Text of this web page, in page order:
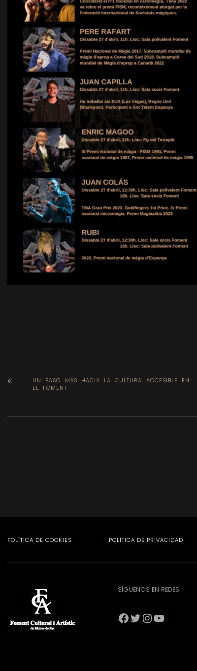
UN PASO MÁS HACIA LA CULTURA ACCESIBLE EN
EL FOMENT
POLÍTICA DE COOKIES POLÍTICA DE PRIVACIDAD
SÍGUENOS EN REDES:
Facebook
Twitter
Instagram
YouTube